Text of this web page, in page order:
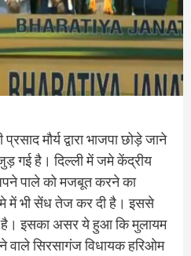
मौर्य द्वारा भाजपा छोड़े जाने
गई है। दिल्ली में जमे केंद्रीय
पाले को मजबूत करने का
में भी सेंध तेज कर दी है। इससे
है। इसका असर ये हुआ कि मुलायम
वाले सिरसागंज विधायक हरिओम